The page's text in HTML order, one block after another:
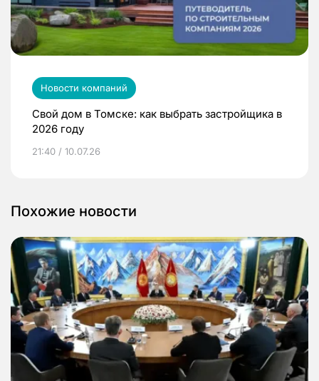
Новости компаний
Свой дом в Томске: как выбрать застройщика в
2026 году
21:40 / 10.07.26
Похожие новости